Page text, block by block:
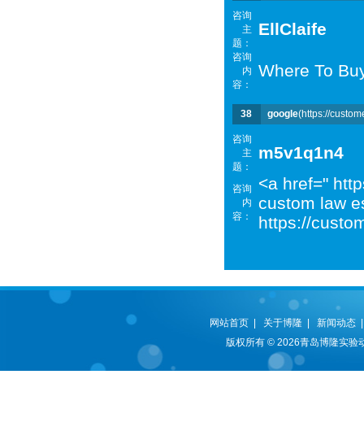
咨询
主
题：
EllClaife
咨询
内
容：
Where To
38 google(https://
咨询
主
题：
m5v1q1n4
咨询
内
容：
<a href="
custom law
https://
网站首页 关于博隆 |新闻动态
版权所有 © 2026青岛博隆实验